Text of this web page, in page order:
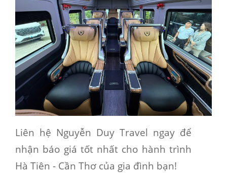
Liên hệ Nguyễn Duy Travel ngay để
nhận báo giá tốt nhất cho hành trình
Hà Tiên - Cần Thơ của gia đình bạn!